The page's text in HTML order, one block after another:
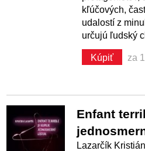
kľúčových,
udalostí z
určujú ľudský
Kúpiť za
Enfant
Lazarčík Kristián